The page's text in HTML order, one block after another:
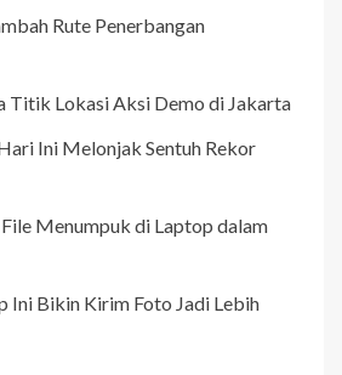
Rute Penerbangan
Titik Lokasi Aksi Demo di Jakarta
Ini Melonjak Sentuh Rekor
Menumpuk di Laptop dalam
Ini Bikin Kirim Foto Jadi Lebih